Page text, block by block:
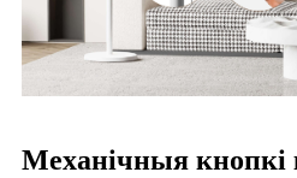
Механічныя кнопкі